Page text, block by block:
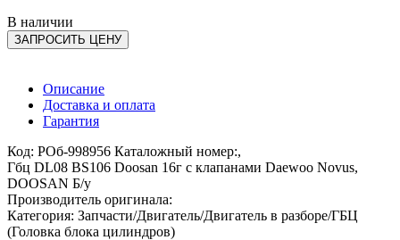
В наличии
ЗАПРОСИТЬ ЦЕНУ
Описание
Доставка и оплата
Гарантия
Код: РОб-998956 Каталожный номер:,
Гбц DL08 BS106 Doosan 16г с клапанами Daewoo Novus,
DOOSAN Б/у
Производитель оригинала:
Категория: Запчасти/Двигатель/Двигатель в разборе/ГБЦ
(Головка блока цилиндров)